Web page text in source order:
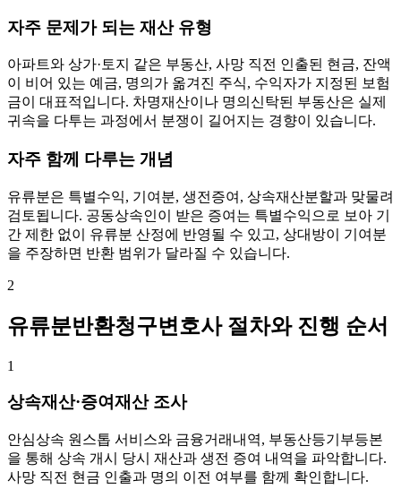
자주 문제가 되는 재산 유형
아파트와 상가·토지 같은 부동산, 사망 직전 인출된 현금, 잔액
이 비어 있는 예금, 명의가 옮겨진 주식, 수익자가 지정된 보험
금이 대표적입니다. 차명재산이나 명의신탁된 부동산은 실제
귀속을 다투는 과정에서 분쟁이 길어지는 경향이 있습니다.
자주 함께 다루는 개념
유류분은 특별수익, 기여분, 생전증여, 상속재산분할과 맞물려
검토됩니다. 공동상속인이 받은 증여는 특별수익으로 보아 기
간 제한 없이 유류분 산정에 반영될 수 있고, 상대방이 기여분
을 주장하면 반환 범위가 달라질 수 있습니다.
2
유류분반환청구변호사 절차와 진행 순서
1
상속재산·증여재산 조사
안심상속 원스톱 서비스와 금융거래내역, 부동산등기부등본
을 통해 상속 개시 당시 재산과 생전 증여 내역을 파악합니다.
사망 직전 현금 인출과 명의 이전 여부를 함께 확인합니다.